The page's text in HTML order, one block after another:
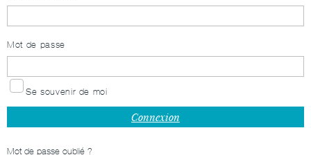
Mot de passe
Se souvenir de moi
Mot de passe oublié ?